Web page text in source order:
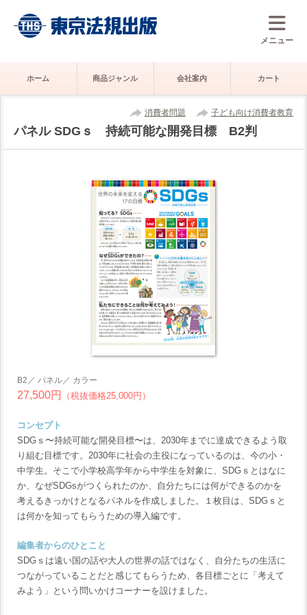
メニュー
ホーム 商品ジャンル 会社案内 カート
消費者問題 子ども向け消費者教育
パネル SDGｓ 持続可能な開発目標 B2判
B2／ パネル／ カラー
27,500円 （税抜価格25,000円）
コンセプト
SDGｓ〜持続可能な開発目標〜は、2030年までに達成できるよう取
り組む目標です。2030年に社会の主役になっているのは、今の小・
中学生。そこで小学校高学年から中学生を対象に、SDGｓとはなに
か、なぜSDGsがつくられたのか、自分たちには何ができるのかを
考えるきっかけとなるパネルを作成しました。１枚目は、SDGｓと
は何かを知ってもらうための導入編です。
編集者からのひとこと
SDGｓは遠い国の話や大人の世界の話ではなく、自分たちの生活に
つながっていることだと感じてもらうため、各目標ごとに「考えて
みよう」という問いかけコーナーを設けました。